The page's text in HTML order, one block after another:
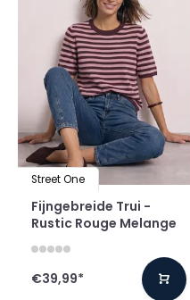
Street One
Fijngebreide Trui -
Rustic Rouge Melange
€39,99*